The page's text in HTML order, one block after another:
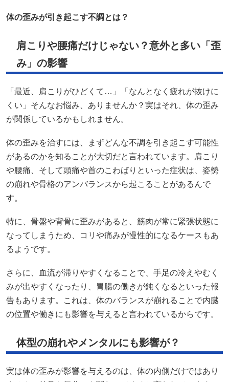
体の歪みが引き起こす不調とは？
肩こりや腰痛だけじゃない？意外と多い「歪
み」の影響
「最近、肩こりがひどくて…」「なんとなく疲れが抜けに
くい」そんなお悩み、ありませんか？実はそれ、体の歪み
が関係しているかもしれません。
体の歪みを治すには、まずどんな不調を引き起こす可能性
があるのかを知ることが大切だと言われています。肩こり
や腰痛、そして頭痛や首のこわばりといった症状は、姿勢
の崩れや骨格のアンバランスから起こることがあるんで
す。
特に、骨盤や背骨に歪みがあると、筋肉が常に緊張状態に
なってしまうため、コリや痛みが慢性的になるケースもあ
るようです。
さらに、血流が滞りやすくなることで、手足の冷えやむく
みが出やすくなったり、胃腸の働きが鈍くなるといった報
告もあります。これは、体のバランスが崩れることで内臓
の位置や働きにも影響を与えると言われているからです。
体型の崩れやメンタルにも影響が？
実は体の歪みが影響を与えるのは、体の内側だけではあり